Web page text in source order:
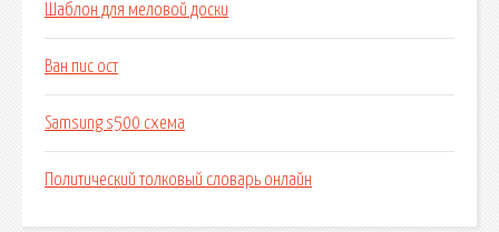
Шаблон для меловой доски
Ван пис ост
Samsung s500 схема
Политический толковый словарь онлайн